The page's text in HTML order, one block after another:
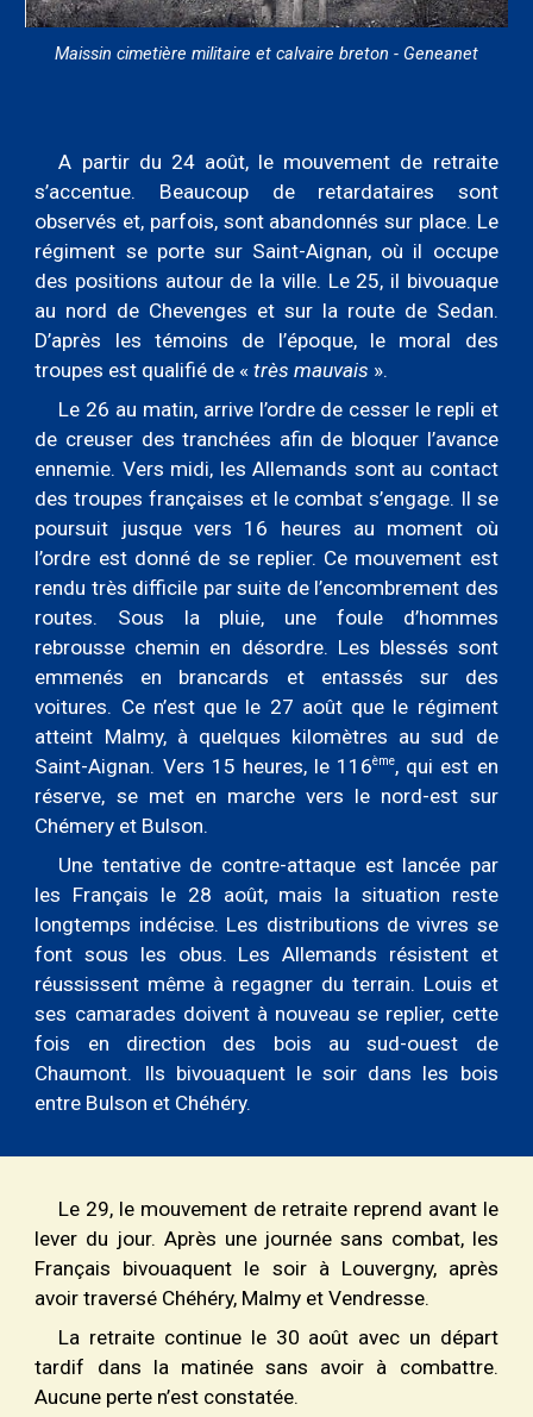
Maissin cimetière militaire et calvaire breton - Geneanet
A partir du 24 août, le mouvement de retraite
s’accentue. Beaucoup de retardataires sont
observés et, parfois, sont abandonnés sur place. Le
régiment se porte sur Saint-Aignan, où il occupe
des positions autour de la ville. Le 25, il bivouaque
au nord de Chevenges et sur la route de Sedan.
D’après les témoins de l’époque, le moral des
troupes est qualifié de «très mauvais ».
Le 26 au matin, arrive l’ordre de cesser le repli et
de creuser des tranchées afin de bloquer l’avance
ennemie. Vers midi, lesAllemands sont au contact
des troupes françaises et le combat s’engage. Il se
poursuit jusque vers 16 heures au moment où
l’ordre est donné de se replier. Ce mouvement est
rendu très difficile par suite de l’encombrement des
routes. Sous la pluie, une foule d’hommes
rebrousse chemin en désordre. Les blessés sont
emmenés en brancards et entassés sur des
voitures. Ce n’est que le 27 août que le régiment
atteint Malmy, à quelques kilomètres au sud de
Saint-Aignan. Vers 15 heures, le 116ème, qui est en
réserve, se met en marche vers le nord-est sur
Chémery et Bulson.
Une tentative de contre-attaque est lancée par
les Français le 28 août, mais la situation reste
longtemps indécise. Les distributions de vivres se
font sous les obus. LesAllemands résistent et
réussissent même à regagner du terrain. Louis et
ses camarades doivent à nouveau se replier, cette
fois en direction des bois au sud-ouest de
Chaumont. Ils bivouaquent le soir dans les bois
entre Bulson et Chéhéry.
Le 29, le mouvement de retraite reprend avant le
lever du jour. Après une journée sans combat, les
Français bivouaquent le soir à Louvergny, après
avoir traversé Chéhéry, Malmy et Vendresse.
La retraite continue le 30 août avec un départ
tardif dans la matinée sans avoir à combattre.
Aucune perte n’est constatée.